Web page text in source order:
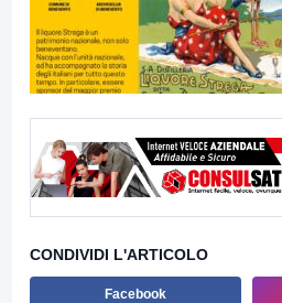
CONDIVIDI L'ARTICOLO
Facebook